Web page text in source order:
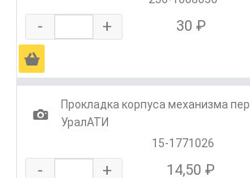
- + 30 ₽
Ä
1
Прокладка корпуса механизма
УралАТИ
15-1771026
- + 14,50 ₽